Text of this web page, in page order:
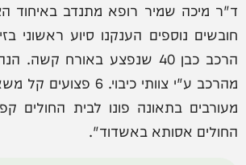
ד"ר מיכה שמיר רופא מתנדב באיחוד
חובשים נוספים הענקנו סיוע ראשוני
הרכב כבן 40 שנפצע באורח
מהרכב ע"י צוותי כיבוי.
מעורבים בתאונה פונו לבית החולים
החולים אסותא באשדוד".